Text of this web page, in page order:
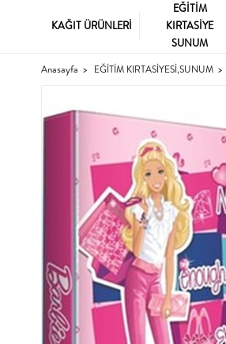
KAĞIT ÜRÜNLERİ
EĞİTİM
KIRTASİYE
SUNUM
Anasayfa EĞİTİM KIRTASİYESİ,SUNUM